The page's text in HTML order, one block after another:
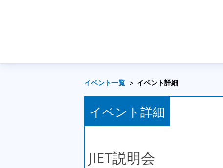
イベント一覧 イベント詳細
イベント詳細
JIET説明会